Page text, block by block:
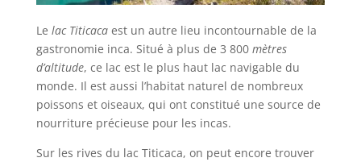
Le lac Titicacaest un autre lieu incontournable de la
gastronomie inca. Situé à plus de 3 800 mètres
d’altitude, ce lac est le plus haut lac navigable du
monde. Il est aussi l’habitat naturel de nombreux
poissons et oiseaux, qui ont constitué une source de
nourriture précieuse pour les incas.
Sur les rives du lac Titicaca, on peut encore trouver